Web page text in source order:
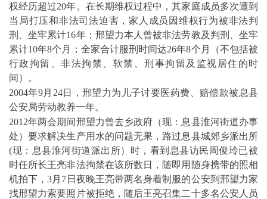
权经历超过20年。在长期维权过程中，其家庭成员多次遭到
当局打压和非法司法迫害，家人成员因维权行为被非法判
刑、坐牢累计16年；邢望力本人曾被非法劳教及判刑、坐牢
累计10年8个月；全家合计服刑时间达26年8个月（不包括被
行政拘留、非法拘禁、软禁、刑事拘留及监视居住的时
间）。
2004年9月 24日，邢望力为儿子讨要医药费、赔偿款被息县
公安局劳动教养一年。
2012年两会期间邢望力曾去乡政府（现：息县淮河街道办事
处）要求解决生产用水的问题无果，路过息县城郊乡派出所
(现：息县淮河街道派出所）时，看到息县访民周俊玲已被
时任所长王亮非法拘禁在该所数日，随即用随身携带的照相
机拍下，3月 7 日夜晚王亮带两名身着制服的公安到邢望力家
找邢望力索要照片被拒绝，随后王亮召集二十多名公安人员